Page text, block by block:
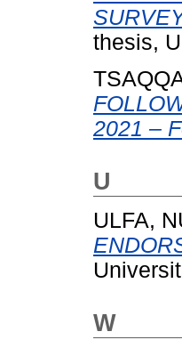
thesis,
2021 –
U
ULFA,
W